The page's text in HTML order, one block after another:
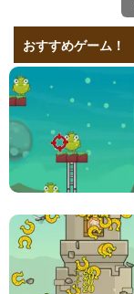
おすすめゲーム！